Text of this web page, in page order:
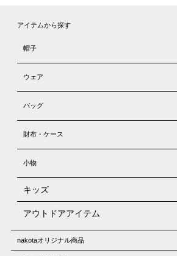
アイテムから探す
帽子
ウェア
バッグ
財布・ケース
小物
キッズ
アウトドアアイテム
nakotaオリジナル商品